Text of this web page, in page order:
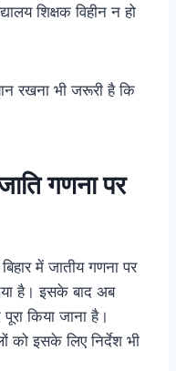
शिक्षक विहीन न हो
रखना भी जरूरी है कि
गणना पर
में जातीय गणना पर
है। इसके बाद अब
किया जाना है।
को इसके लिए निर्देश भी